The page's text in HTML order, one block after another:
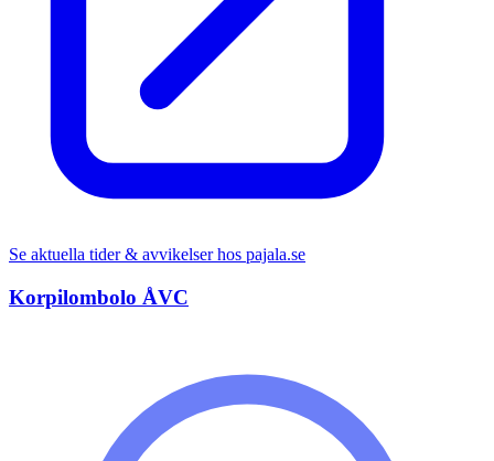
Se aktuella tider & avvikelser hos pajala.se
Korpilombolo ÅVC